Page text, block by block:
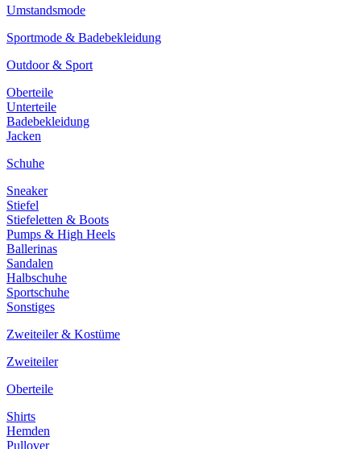
Umstandsmode
Sportmode & Badebekleidung
Outdoor & Sport
Oberteile
Unterteile
Badebekleidung
Jacken
Schuhe
Sneaker
Stiefel
Stiefeletten & Boots
Pumps & High Heels
Ballerinas
Sandalen
Halbschuhe
Sportschuhe
Sonstiges
Zweiteiler & Kostüme
Zweiteiler
Oberteile
Shirts
Hemden
Pullover